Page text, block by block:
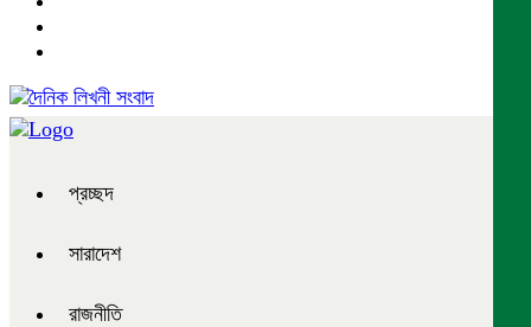
প্রচ্ছদ
সারাদেশ
রাজনীতি